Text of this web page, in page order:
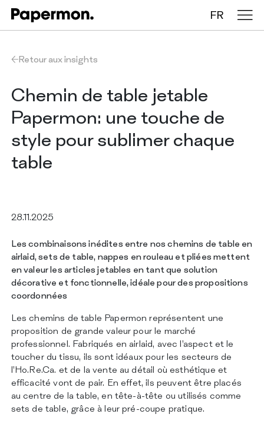
FR
Nappes en rouleau
Nappes pliées
Chemins de table
Sets de table
SERVICES
CATALOGUE
INSIGHTS
CERTIFICATIONS
CONTACTS
Retour aux insights
Chemin de table jetable
Papermon: une touche de
style pour sublimer chaque
table
28.11.2025
Les combinaisons inédites entre nos chemins de table en
airlaid, sets de table, nappes en rouleau et pliées mettent
en valeur les articles jetables en tant que solution
décorative et fonctionnelle, idéale pour des propositions
coordonnées
Les chemins de table Papermon représentent une
proposition de grande valeur pour le marché
professionnel. Fabriqués en airlaid, avec l’aspect et le
toucher du tissu, ils sont idéaux pour les secteurs de
l’Ho.Re.Ca. et de la vente au détail où esthétique et
efficacité vont de pair. En effet, ils peuvent être placés
au centre de la table, en tête-à-tête ou utilisés comme
sets de table, grâce à leur pré-coupe pratique.